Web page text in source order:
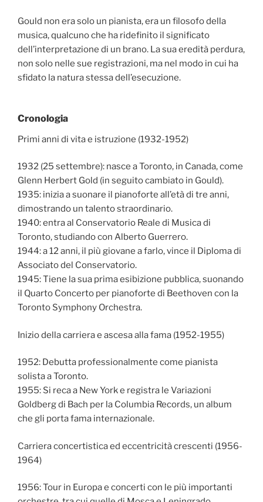
Gould non era solo un pianista, era un filosofo della
musica, qualcuno che ha ridefinito il significato
dell’interpretazione di un brano. La sua eredità perdura,
non solo nelle sue registrazioni, ma nel modo in cui ha
sfidato la natura stessa dell’esecuzione.
Cronologia
Primi anni di vita e istruzione (1932-1952)
1932 (25 settembre): nasce a Toronto, in Canada, come
Glenn Herbert Gold (in seguito cambiato in Gould).
1935: inizia a suonare il pianoforte all’età di tre anni,
dimostrando un talento straordinario.
1940: entra al Conservatorio Reale di Musica di
Toronto, studiando con Alberto Guerrero.
1944: a 12 anni, il più giovane a farlo, vince il Diploma di
Associato del Conservatorio.
1945: Tiene la sua prima esibizione pubblica, suonando
il Quarto Concerto per pianoforte di Beethoven con la
Toronto Symphony Orchestra.
Inizio della carriera e ascesa alla fama (1952-1955)
1952: Debutta professionalmente come pianista
solista a Toronto.
1955: Si reca a New York e registra le Variazioni
Goldberg di Bach per la Columbia Records, un album
che gli porta fama internazionale.
Carriera concertistica ed eccentricità crescenti (1956-
1964)
1956: Tour in Europa e concerti con le più importanti